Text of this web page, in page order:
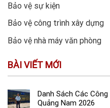
Bảo vệ sự kiện
Bảo vệ công trình xây dựng
Bảo vệ nhà máy văn phòng
BÀI VIẾT MỚI
Danh Sách Các
Quảng Nam 2026